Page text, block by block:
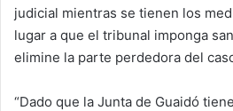
judicial mientras se tienen los
lugar a que el tribunal imponga
elimine la parte perdedora del
“Dado que la Junta de Guaidó